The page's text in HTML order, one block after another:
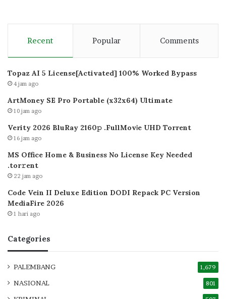
Recent Popular Comments
Topaz AI 5 License[Activated] 100% Worked Bypass
4 jam ago
ArtMoney SE Pro Portable (x32x64) Ultimate
10 jam ago
Verity 2026 BluRay 2160𝚙 .FullMov𝗂e UHD Torrent
16 jam ago
MS Office Home & Business No License Key Needed
.tоr𝚛еnt
22 jam ago
Code Vein II Deluxe Edition DODI Repack PC Version
MediaFire 2026
1 hari ago
Categories
PALEMBANG 1,679
NASIONAL 801